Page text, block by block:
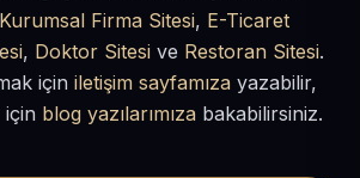
Kurumsal Firma Sitesi, E-Ticaret
, Doktor Sitesi ve Restoran Sitesi.
için iletişim sayfamıza yazabilir,
için blog yazılarımıza bakabilirsiniz.